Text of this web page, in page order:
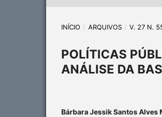
INÍCIO / ARQUIVOS / V. 27 N.
POLÍTICAS
ANÁLISE DA
Bárbara Jessik Santos Alves